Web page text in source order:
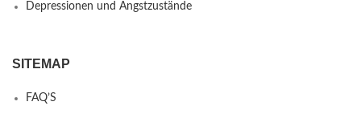
Depressionen und Angstzustände
SITEMAP
FAQ’S